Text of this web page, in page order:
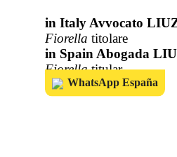
in Italy Avvocato
Fiorella titolare
in Spain Abogada
Fiorellatitular
WhatsApp España